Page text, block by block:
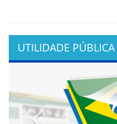
UTILIDADE PÚBLICA
Previous